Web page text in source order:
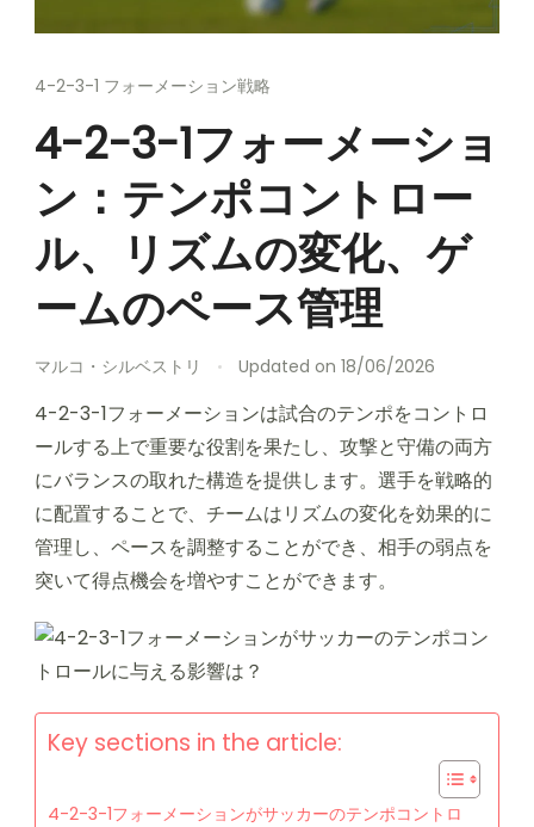
4-2-3-1 フォーメーション戦略
4-2-3-1フォーメーショ
ン：テンポコントロー
ル、リズムの変化、ゲ
ームのペース管理
マルコ・シルベストリ Updated on 18/06/2026
4-2-3-1フォーメーションは試合のテンポをコントロ
ールする上で重要な役割を果たし、攻撃と守備の両方
にバランスの取れた構造を提供します。選手を戦略的
に配置することで、チームはリズムの変化を効果的に
管理し、ペースを調整することができ、相手の弱点を
突いて得点機会を増やすことができます。
Key sections in the article:
4-2-3-1フォーメーションがサッカーのテンポコントロ